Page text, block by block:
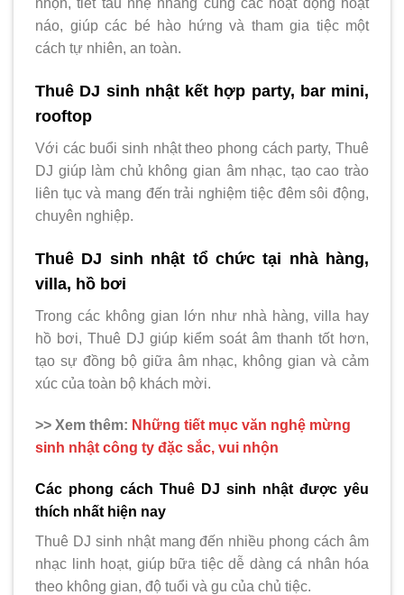
nhộn, tiết tấu nhẹ nhàng cùng các hoạt động hoạt
náo, giúp các bé hào hứng và tham gia tiệc một
cách tự nhiên, an toàn.
Thuê DJ sinh nhật kết hợp party, bar mini,
rooftop
Với các buổi sinh nhật theo phong cách party, Thuê
DJ giúp làm chủ không gian âm nhạc, tạo cao trào
liên tục và mang đến trải nghiệm tiệc đêm sôi động,
chuyên nghiệp.
Thuê DJ sinh nhật tổ chức tại nhà hàng,
villa, hồ bơi
Trong các không gian lớn như nhà hàng, villa hay
hồ bơi, Thuê DJ giúp kiểm soát âm thanh tốt hơn,
tạo sự đồng bộ giữa âm nhạc, không gian và cảm
xúc của toàn bộ khách mời.
>> Xem thêm: Những tiết mục văn nghệ mừng
sinh nhật công ty đặc sắc, vui nhộn
Các phong cách Thuê DJ sinh nhật được yêu
thích nhất hiện nay
Thuê DJ sinh nhật mang đến nhiều phong cách âm
nhạc linh hoạt, giúp bữa tiệc dễ dàng cá nhân hóa
theo không gian, độ tuổi và gu của chủ tiệc.